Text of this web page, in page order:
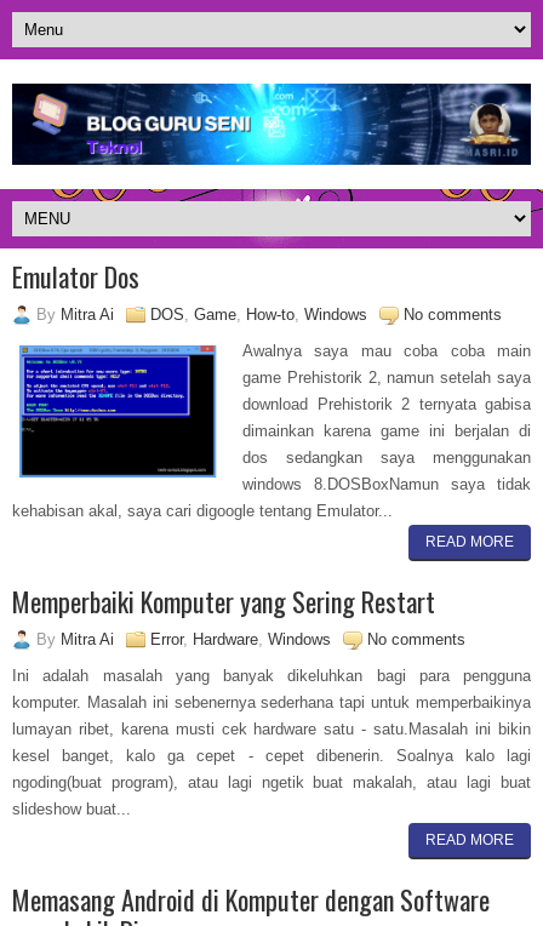
Emulator Dos
By Mitra Ai DOS Game How-to Windows
No comments
Awalnya saya mau coba coba main
game Prehistorik 2, namun setelah saya
download Prehistorik 2 ternyata gabisa
dimainkan karena game ini berjalan di
dos sedangkan saya menggunakan
windows 8.DOSBoxNamun saya tidak
kehabisan akal, saya cari digoogle tentang Emulator...
READ MORE
Memperbaiki Komputer yang Sering Restart
By Mitra Ai Error, Hardware Windows
No comments
Ini adalah masalah yang banyak dikeluhkan bagi para pengguna
komputer. Masalah ini sebenernya sederhana tapi untuk memperbaikinya
lumayan ribet, karena musti cek hardware satu - satu.Masalah ini bikin
kesel banget, kalo ga cepet - cepet dibenerin. Soalnya kalo lagi
ngoding(buat program), atau lagi ngetik buat makalah, atau lagi buat
slideshow buat...
READ MORE
Memasang Android di Komputer dengan Software